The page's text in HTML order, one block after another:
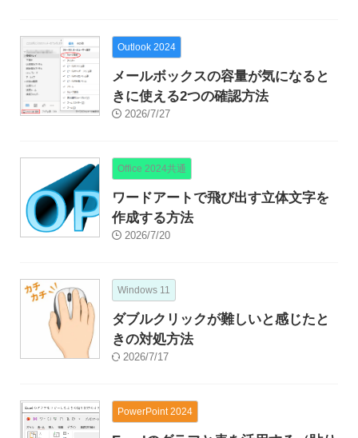
Outlook 2024
メールボックスの容量が気になると
きに使える2つの確認方法
2026/7/27
Office 2024共通
ワードアートで飛び出す立体文字を
作成する方法
2026/7/20
Windows 11
ダブルクリックが難しいと感じたと
きの対処方法
2026/7/17
PowerPoint 2024